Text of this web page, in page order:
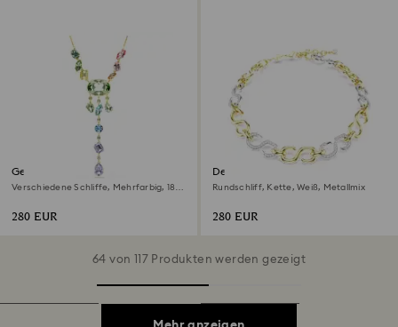
Gema Y-Halskette
Verschiedene Schliffe, Mehrfarbig, 18K
280 EUR
Dextera Halskette
Rundschliff, Kette, Weiß, Metallmix
280 EUR
64 von 117 Produkten werden gezeigt